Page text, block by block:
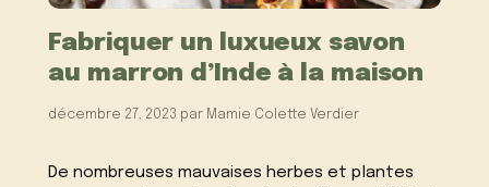
Fabriquer un luxueux savon
au marron d’Inde à la maison
décembre 27, 2023 par Mamie Colette Verdier
De nombreuses mauvaises herbes et plantes